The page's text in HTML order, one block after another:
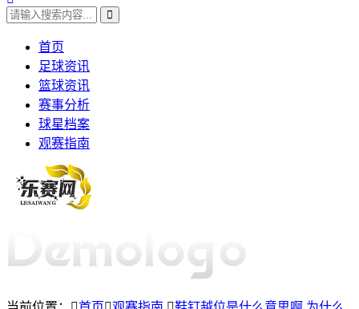
首页
足球资讯
篮球资讯
赛事分析
球星档案
观赛指南